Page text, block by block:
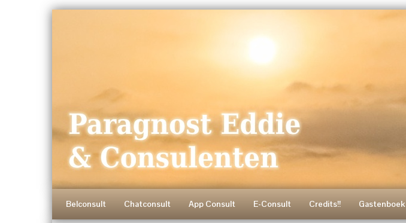
Belconsult Chatconsult App Consult E-Consult Credits!! Gastenboek